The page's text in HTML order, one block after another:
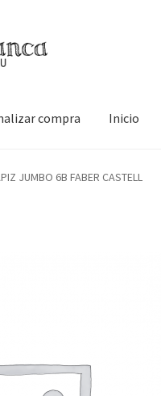
compra Inicio
InicioMi cuenta Tienda
JUMBO 6B FABER CASTELL